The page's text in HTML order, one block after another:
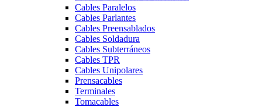
Cables Paralelos
Cables Parlantes
Cables Preensablados
Cables Soldadura
Cables Subterráneos
Cables TPR
Cables Unipolares
Prensacables
Terminales
Tomacables